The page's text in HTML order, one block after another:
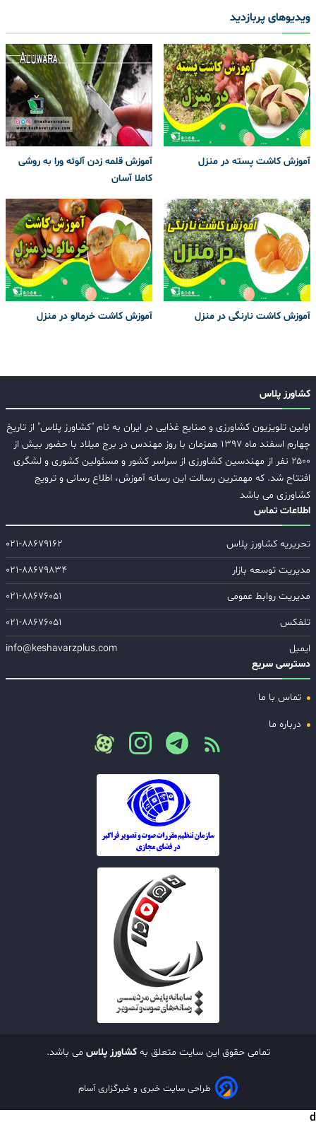
ویدیوهای پربازدید
آموزش کاشت پسته در منزل
آموزش قلمه زدن آلوئه ورا به روشی
کاملا آسان
آموزش کاشت نارنگی در منزل آموزش کاشت خرمالو در منزل
کشاورز پلاس
اولین تلویزیون کشاورزی و صنایع غذایی در ایران به نام "کشاورز پلاس" از تاریخ
چهارم اسفند ماه ۱۳۹۷ همزمان با روز مهندس در برج میلاد با حضور بیش از
۲۵۰۰ نفر از مهندسین کشاورزی از سراسر کشور و مسئولین کشوری و لشگری
افتتاح شد. که مهمترین رسالت این رسانه آموزش، اطلاع رسانی و ترویج
کشاورزی می باشد
اطلاعات تماس
تحریریه کشاورز پلاس
۰۲۱-۸۸۶۷۹۱۶۲
مدیریت توسعه بازار
۰۲۱-۸۸۶۷۹۸۳۴
مدیریت روابط عمومی
۰۲۱-۸۸۶۷۶۰۵۱
تلفکس
۰۲۱-۸۸۶۷۶۰۵۱
ایمیل
info@keshavarzplus.com
دسترسی سریع
تماس با ما
درباره ما
تمامی حقوق این سایت متعلق بهکشاورز پلاس می باشد.
طراحی سایت خبری و خبرگزاری آسام
d